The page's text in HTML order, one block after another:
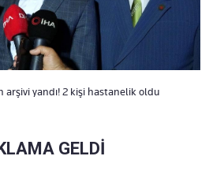
arşivi yandı! 2 kişi hastanelik oldu
GELDİ